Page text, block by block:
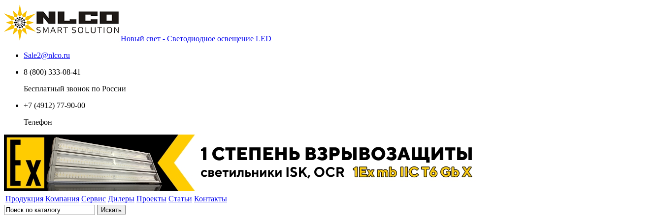
Новый свет - Светодиодное освещение LED
Sale2@nlco.ru
8 (800) 333-08-41
Бесплатный звонок по России
+7 (4912) 77-90-00
Телефон
Продукция Компания Сервис Дилеры Проекты Статьи Контакты